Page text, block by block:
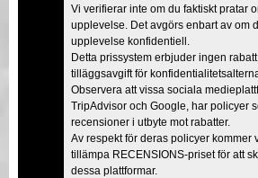
Vi verifierar inte om du faktiskt pratar
upplevelse. Det avgörs enbart av om
upplevelse konfidentiell.
Detta prissystem erbjuder ingen
tilläggsavgift för
Observera att vissa sociala
TripAdvisor och Google, har policyer
recensioner i utbyte mot rabatter.
Av respekt för deras policyer kommer
tillämpa RECENSIONS-priset för att
dessa plattformar.